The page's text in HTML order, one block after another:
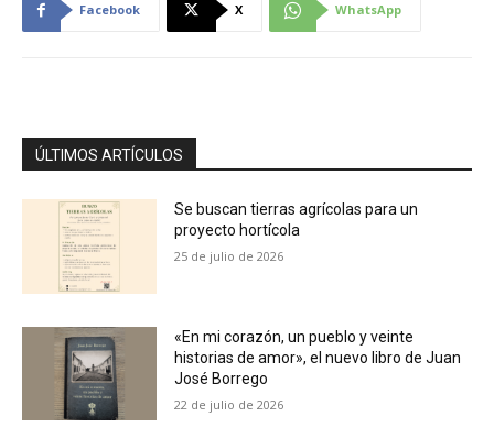
Facebook X WhatsApp
ÚLTIMOS ARTÍCULOS
Se buscan tierras agrícolas para un
proyecto hortícola
25 de julio de 2026
«En mi corazón, un pueblo y veinte
historias de amor», el nuevo libro de Juan
José Borrego
22 de julio de 2026